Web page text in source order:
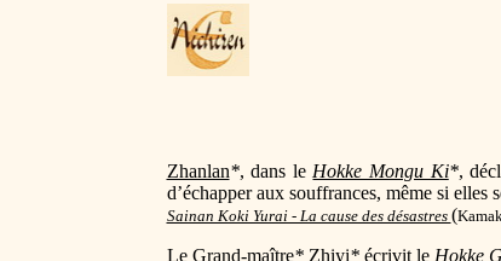
Zhanlan*, dans le Hokke Mongu Ki*,
d’échapper aux souffrances, même si elles
Sainan Koki Yurai - La cause des désastres (
Le Grand-maître* Zhiyi*écrivit le Hokke